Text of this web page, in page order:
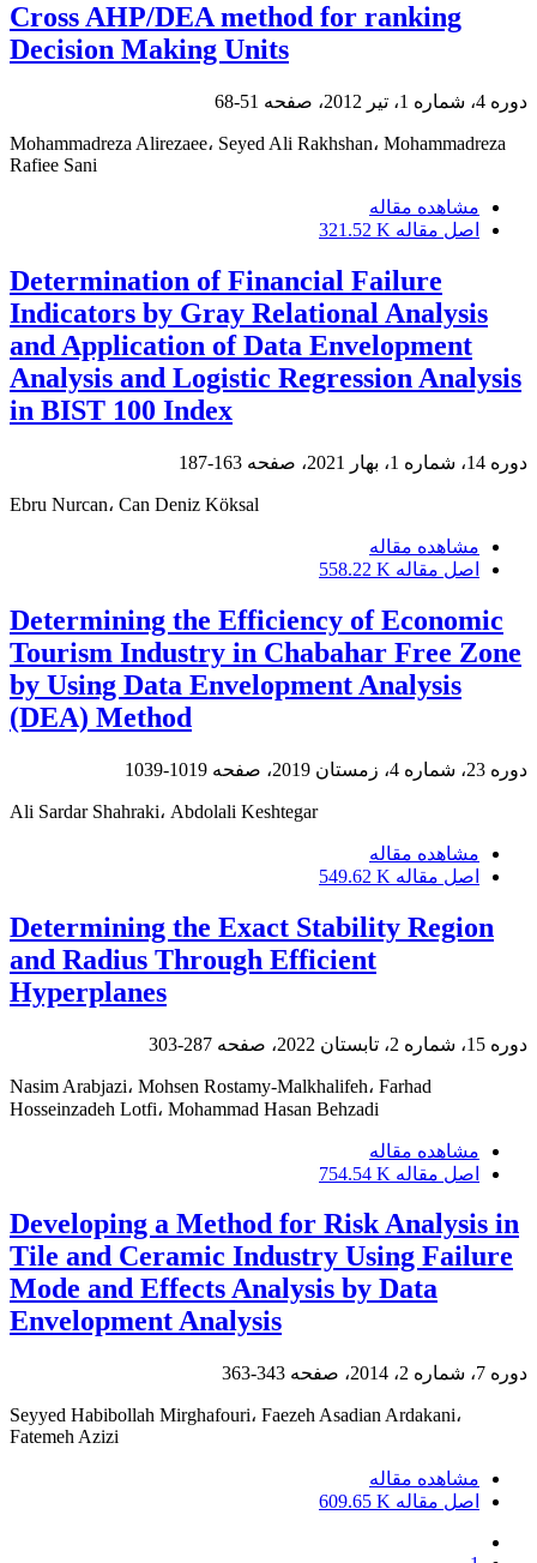
Cross AHP/DEA method for ranking
Decision Making Units
دوره 4، شماره 1، تیر 2012، صفحه 51-68
Mohammadreza Alirezaee، Seyed Ali Rakhshan، Mohammadreza
Rafiee Sani
مشاهده مقاله
اصل مقاله 321.52 K
Determination of Financial Failure
Indicators by Gray Relational Analysis
and Application of Data Envelopment
Analysis and Logistic Regression Analysis
in BIST 100 Index
دوره 14، شماره 1، بهار 2021، صفحه 163-187
Ebru Nurcan، Can Deniz Köksal
مشاهده مقاله
اصل مقاله 558.22 K
Determining the Efficiency of Economic
Tourism Industry in Chabahar Free Zone
by Using Data Envelopment Analysis
(DEA) Method
دوره 23، شماره 4، زمستان 2019، صفحه 1019-1039
Ali Sardar Shahraki، Abdolali Keshtegar
مشاهده مقاله
اصل مقاله 549.62 K
Determining the Exact Stability Region
and Radius Through Efficient
Hyperplanes
دوره 15، شماره 2، تابستان 2022، صفحه 287-303
Nasim Arabjazi، Mohsen Rostamy-Malkhalifeh، Farhad
Hosseinzadeh Lotfi، Mohammad Hasan Behzadi
مشاهده مقاله
اصل مقاله 754.54 K
Developing a Method for Risk Analysis in
Tile and Ceramic Industry Using Failure
Mode and Effects Analysis by Data
Envelopment Analysis
دوره 7، شماره 2، 2014، صفحه 343-363
Seyyed Habibollah Mirghafouri، Faezeh Asadian Ardakani،
Fatemeh Azizi
مشاهده مقاله
اصل مقاله 609.65 K